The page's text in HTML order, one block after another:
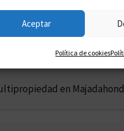
Aceptar
Política de cookies
en Lorca
en